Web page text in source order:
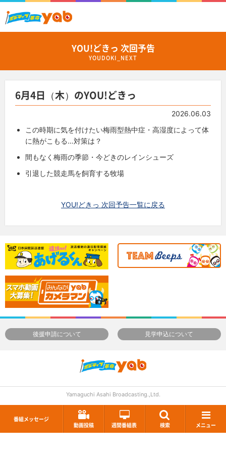
番組メッセージ
動画投稿
週間番組表 検索 メニュー
YOU!どきっ 次回予告
YOUDOKI_NEXT
6月4日（木）のYOU!どきっ
2026.06.03
この時期に気を付けたい梅雨型熱中症・高湿度によって体
に熱がこもる…対策は？
間もなく梅雨の季節・今どきのレインシューズ
引退した競走馬を飼育する牧場
YOU!どきっ 次回予告一覧に戻る
後援申請について 見学申込について
Yamaguchi Asahi Broadcasting.,Ltd.